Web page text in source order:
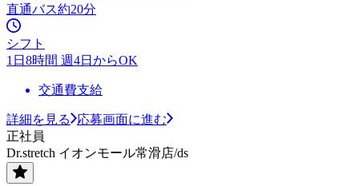
直通バス約20分
シフト
1日8時間 週4日からOK
交通費支給
詳細を見る
応募画面に進む
正社員
Dr.stretch イオンモール常滑店/ds